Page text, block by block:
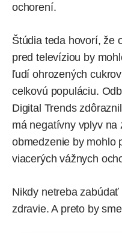
ochorení.
Štúdia teda hovorí, že
pred televíziou by
ľudí ohrozených
celkovú populáciu.
Digital Trends
má negatívny vplyv na
obmedzenie by mohlo
viacerých vážnych
Nikdy netreba
zdravie. A preto by